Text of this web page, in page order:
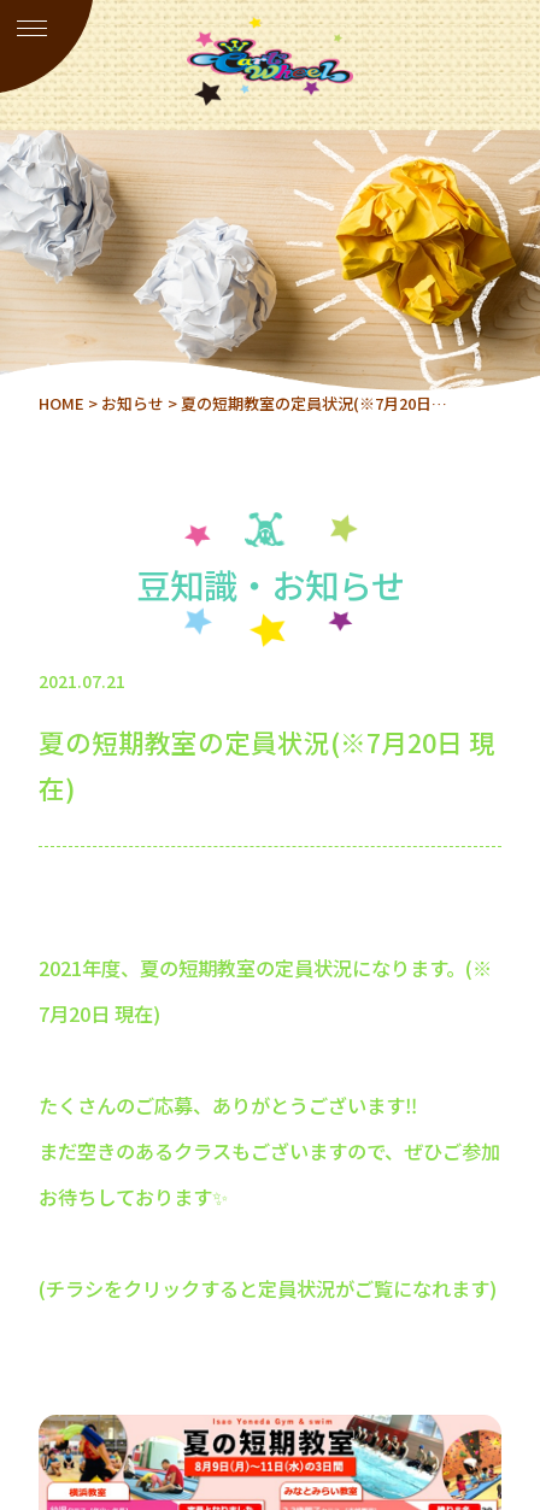
HOME > お知らせ > 夏の短期教室の定員状況(※7月20日…
豆知識・お知らせ
2021.07.21
夏の短期教室の定員状況(※7月20日 現
在)
2021年度、夏の短期教室の定員状況になります。(※
7月20日 現在)
たくさんのご応募、ありがとうございます‼️
まだ空きのあるクラスもございますので、ぜひご参加
お待ちしております✨
(チラシをクリックすると定員状況がご覧になれます)